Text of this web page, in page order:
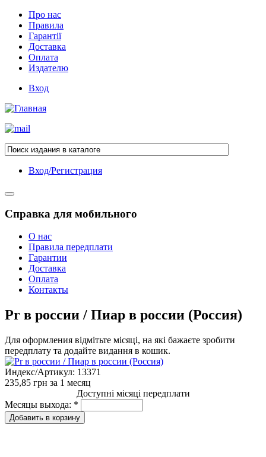
Про нас
Правила
Гарантії
Доставка
Оплата
Издателю
Вход
Вход/Регистрация
Справка для мобильного
О нас
Правила передплати
Гарантии
Доставка
Оплата
Контакты
Pr в россии / Пиар в россии (Россия)
Для оформления відмітьте місяці, на які бажаєте зробити
передплату та додайте видання в кошик.
Индекс/Артикул: 13371
235,85 грн за 1 месяц
Доступні місяці передплати
Месяцы выхода: *